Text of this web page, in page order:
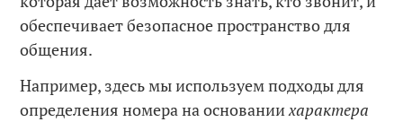
обеспечивает безопасное пространство для
общения.
Например, здесь мы используем подходы для
определения номера на основаниихарактера